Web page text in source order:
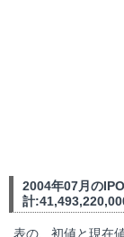
2004年07月の
計
表の、初値と現在